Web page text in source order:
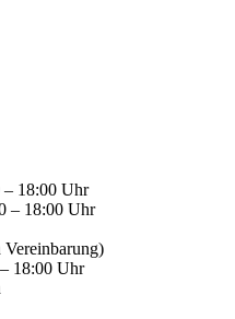
– 18:00 Uhr
– 18:00 Uhr
Vereinbarung)
18:00 Uhr